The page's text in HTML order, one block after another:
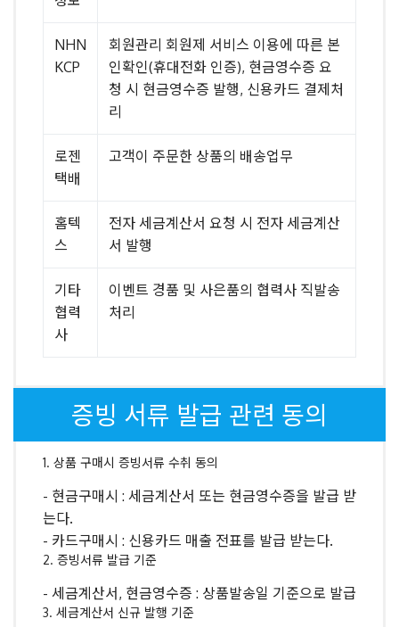
NHN
KCP
회원관리 회원제 서비스 이용에 따른 본
인확인(휴대전화 인증), 현금영수증 요
청 시 현금영수증 발행, 신용카드 결제처
리
로젠
택배
고객이 주문한 상품의 배송업무
홈텍
스
전자 세금계산서 요청 시 전자 세금계산
서 발행
기타
협력
사
이벤트 경품 및 사은품의 협력사 직발송
처리
증빙 서류 발급 관련 동의
1. 상품 구매시 증빙서류 수취 동의
- 현금구매시 : 세금계산서 또는 현금영수증을 발급 받
는다.
- 카드구매시 : 신용카드 매출 전표를 발급 받는다.
2. 증빙서류 발급 기준
- 세금계산서, 현금영수증 : 상품발송일 기준으로 발급
3. 세금계산서 신규 발행 기준